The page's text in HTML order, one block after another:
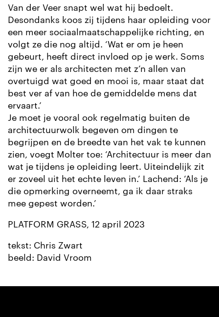
Van der Veer snapt wel wat hij bedoelt.
Desondanks koos zij tijdens haar opleiding voor
een meer sociaalmaatschappelijke richting, en
volgt ze die nog altijd. ‘Wat er om je heen
gebeurt, heeft direct invloed op je werk. Soms
zijn we er als architecten met z’n allen van
overtuigd wat goed en mooi is, maar staat dat
best ver af van hoe de gemiddelde mens dat
ervaart.’
Je moet je vooral ook regelmatig buiten de
architectuurwolk begeven om dingen te
begrijpen en de breedte van het vak te kunnen
zien, voegt Molter toe: ‘Architectuur is meer dan
wat je tijdens je opleiding leert. Uiteindelijk zit
er zoveel uit het echte leven in.’ Lachend: ‘Als je
die opmerking overneemt, ga ik daar straks
mee gepest worden.’
PLATFORM GRASS, 12 april 2023
tekst: Chris Zwart
beeld: David Vroom